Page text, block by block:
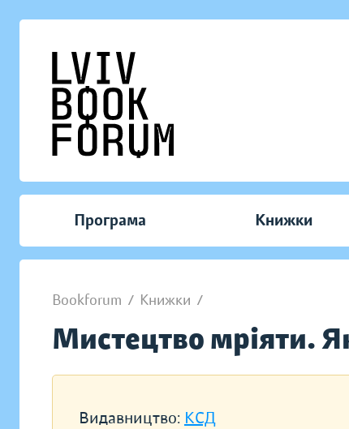
Програма Книжки
Bookforum / Книжки /
Мистецтво мріяти.
Видавництво: КСД